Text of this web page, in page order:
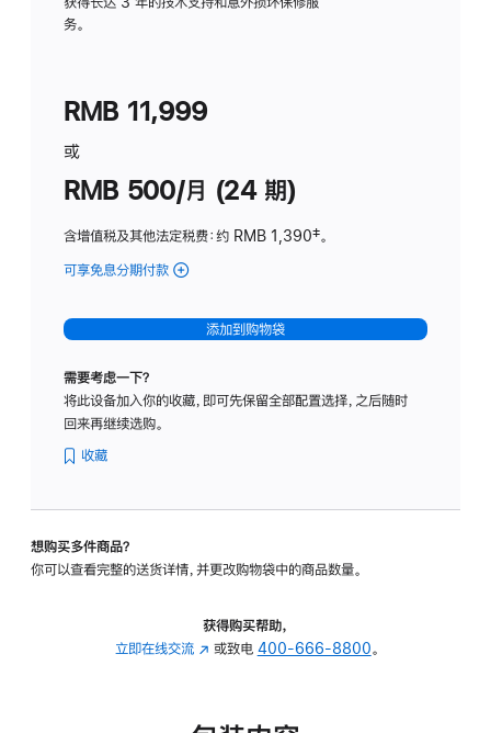
务。
RMB 11,999
或
RMB 500/月 (24 期)
含增值税及其他法定税费：约 RMB 1,390脚
‡。
可享免息分期付款 (Studio
-
标
璃
转
的
添加到购物袋
需要考虑一下？
将此设备加入你的收藏，即可先保留全部配置选择，之后随时
回来再继续选购。
收藏
想购买多件商品？
你可以查看完整的送货详情，并更改购物袋中的商品数量。
获得购买帮助，
立即在线交流 (在 或致电 400-666-8800。